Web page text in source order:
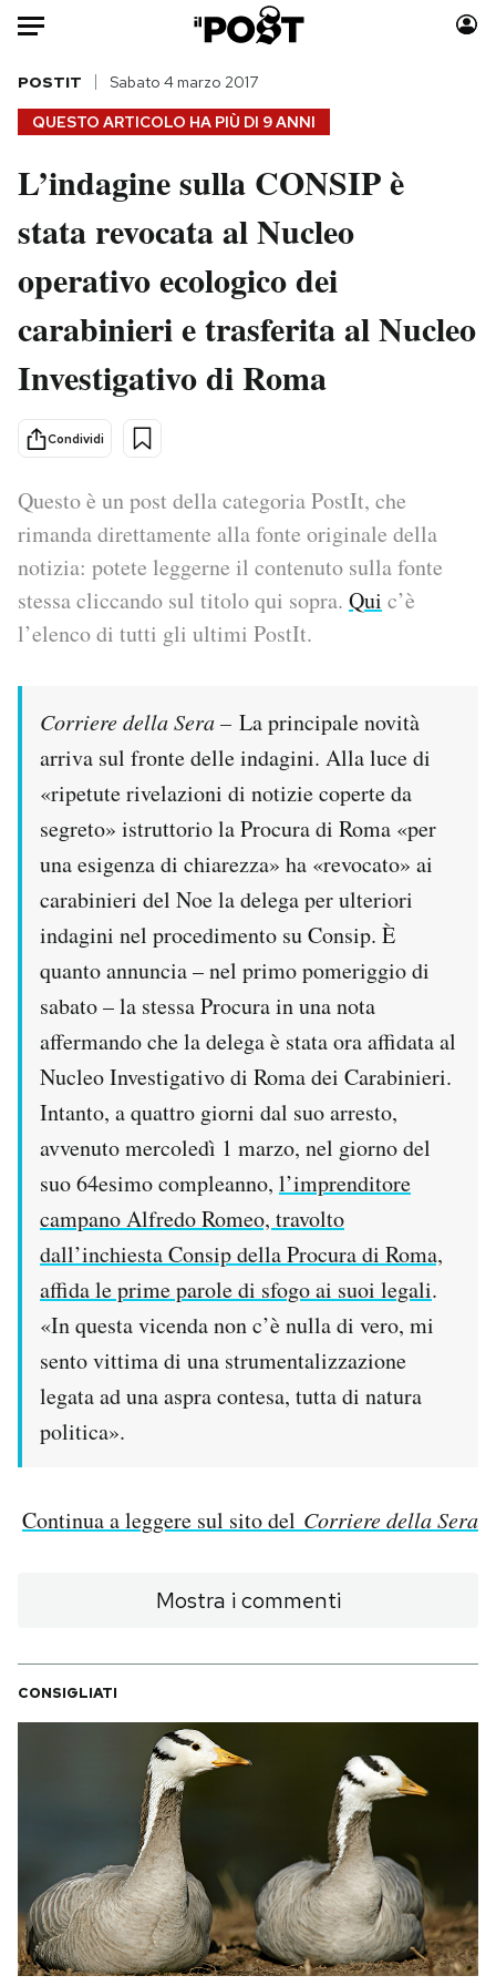
Auto
HOME
Italia
Politica
Tecnologia
Scienza
Cultura
Sport
Moda
Consumismi
Storie/Idee
Media
Europa
PODCAST
NEWSLETTER
SHOP
CALENDARIO
AREA PERSONALE
Area Personale
Newsletter
Notifiche mobile
Regala il Post
Hai bisogno di aiuto?
QUESTO ARTICOLO HA PIÙ DI 9 ANNI
POSTIT Sabato 4 marzo 2017
L’indagine sulla CONSIP è
stata revocata al Nucleo
operativo ecologico dei
carabinieri e trasferita al Nucleo
Investigativo di Roma
Condividi
Questo è un post della categoria PostIt, che
rimanda direttamente alla fonte originale della
notizia: potete leggerne il contenuto sulla fonte
stessa cliccando sul titolo qui sopra. Qui c’è
l’elenco di tutti gli ultimi PostIt.
Corriere della Sera – La principale novità
arriva sul fronte delle indagini. Alla luce di
«ripetute rivelazioni di notizie coperte da
segreto» istruttorio la Procura di Roma «per
una esigenza di chiarezza» ha «revocato» ai
carabinieri del Noe la delega per ulteriori
indagini nel procedimento su Consip. È
quanto annuncia – nel primo pomeriggio di
sabato – la stessa Procura in una nota
affermando che la delega è stata ora affidata al
Nucleo Investigativo di Roma dei Carabinieri.
Intanto, a quattro giorni dal suo arresto,
avvenuto mercoledì 1 marzo, nel giorno del
suo 64esimo compleanno, l’imprenditore
campano Alfredo Romeo, travolto
dall’inchiesta Consip della Procura di Roma,
affida le prime parole di sfogo ai suoi legali.
«In questa vicenda non c’è nulla di vero, mi
sento vittima di una strumentalizzazione
legata ad una aspra contesa, tutta di natura
politica».
Continua a leggere sul sito del Corriere della Sera
Mostra i commenti
CONSIGLIATI